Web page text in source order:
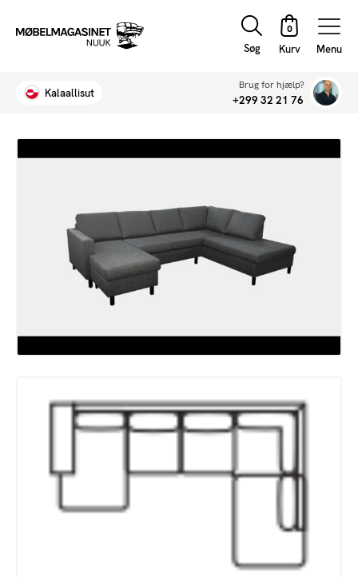
Søg Menu
Kalaallisut
Brug for hjælp?
+299 32 21 76